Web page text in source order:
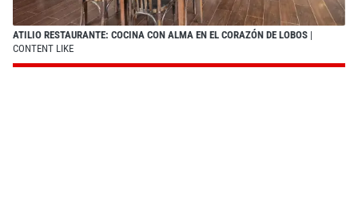
ATILIO RESTAURANTE: COCINA CON ALMA EN EL CORAZÓN DE LOBOS |
CONTENT LIKE